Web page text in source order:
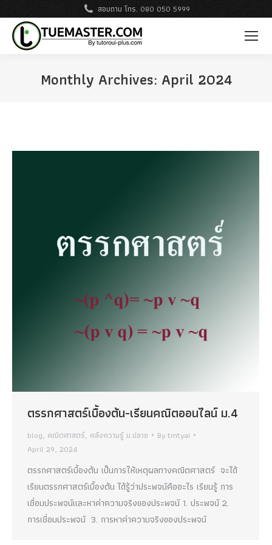
สอบถาม โทร. 080 050 5999
Monthly Archives: April 2024
ตรรกศาสตร์เบื้องต้น-เรียนคณิตออนไลน์ ม.4
blog, คณิตศาสตร์, คลังความรู้ ม.ปลาย Bytmtyai
April 29, 2024
ตรรกศาสตร์เบื้องต้น เป็นการให้เหตุผลทางคณิตศาสตร์ จะได้
เรียนตรรกศาสตร์เบื้องต้น ได้รู้ว่าประพจน์คืออะไร เรียนรู้ การ
เชื่อมประพจน์และหาค่าความจริงของประพจน์ 1. ประพจน์ 2.
การเชื่อมประพจน์ 3. การหาค่าความจริงของประพจน์